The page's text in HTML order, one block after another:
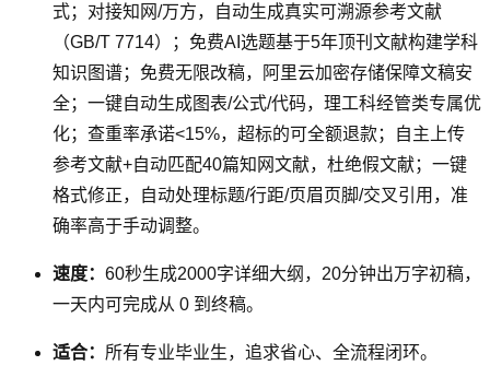
式；对接知网/万方，自动生成真实可溯源参考文献
（GB/T 7714）；免费AI选题基于5年顶刊文献构建学科
知识图谱；免费无限改稿，阿里云加密存储保障文稿安
全；一键自动生成图表/公式/代码，理工科经管类专属优
化；查重率承诺<15%，超标的可全额退款；自主上传
参考文献+自动匹配40篇知网文献，杜绝假文献；一键
格式修正，自动处理标题/行距/页眉页脚/交叉引用，准
确率高于手动调整。
速度： 60秒生成2000字详细大纲，20分钟出万字初稿，
一天内可完成从 0 到终稿。
适合： 所有专业毕业生，追求省心、全流程闭环。